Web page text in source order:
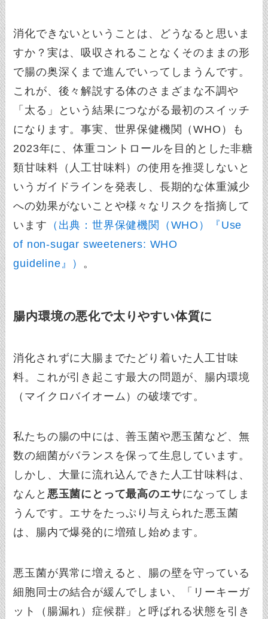
消化できないということは、どうなると思いま
すか？実は、吸収されることなくそのままの形
で腸の奥深くまで進んでいってしまうんです。
これが、後々解説する体のさまざまな不調や
「太る」という結果につながる最初のスイッチ
になります。事実、世界保健機関（WHO）も
2023年に、体重コントロールを目的とした非糖
類甘味料（人工甘味料）の使用を推奨しないと
いうガイドラインを発表し、長期的な体重減少
への効果がないことや様々なリスクを指摘して
います （出典：世界保健機関（WHO）『Use
of non-sugar sweeteners: WHO
guideline』） 。
腸内環境の悪化で太りやすい体質に
消化されずに大腸までたどり着いた人工甘味
料。これが引き起こす最大の問題が、腸内環境
（マイクロバイオーム）の破壊です。
私たちの腸の中には、善玉菌や悪玉菌など、無
数の細菌がバランスを保って生息しています。
しかし、大量に流れ込んできた人工甘味料は、
なんと 悪玉菌にとって最高のエサになってしま
うんです。エサをたっぷり与えられた悪玉菌
は、腸内で爆発的に増殖し始めます。
悪玉菌が異常に増えると、腸の壁を守っている
細胞同士の結合が緩んでしまい、「リーキーガ
ット（腸漏れ）症候群」と呼ばれる状態を引き